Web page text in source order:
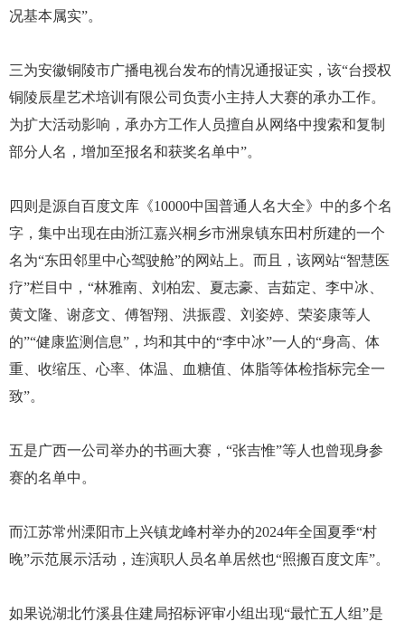
况基本属实”。
三为安徽铜陵市广播电视台发布的情况通报证实，该“台授权
铜陵辰星艺术培训有限公司负责小主持人大赛的承办工作。
为扩大活动影响，承办方工作人员擅自从网络中搜索和复制
部分人名，增加至报名和获奖名单中”。
四则是源自百度文库《10000中国普通人名大全》中的多个名
字，集中出现在由浙江嘉兴桐乡市洲泉镇东田村所建的一个
名为“东田邻里中心驾驶舱”的网站上。而且，该网站“智慧医
疗”栏目中，“林雅南、刘柏宏、夏志豪、吉茹定、李中冰、
黄文隆、谢彦文、傅智翔、洪振霞、刘姿婷、荣姿康等人
的”“健康监测信息”，均和其中的“李中冰”一人的“身高、体
重、收缩压、心率、体温、血糖值、体脂等体检指标完全一
致”。
五是广西一公司举办的书画大赛，“张吉惟”等人也曾现身参
赛的名单中。
而江苏常州溧阳市上兴镇龙峰村举办的2024年全国夏季“村
晚”示范展示活动，连演职人员名单居然也“照搬百度文库”。
如果说湖北竹溪县住建局招标评审小组出现“最忙五人组”是